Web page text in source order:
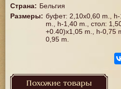
Страна: Бельгия
Размеры: буфет: 2,10x0,60 m.,
m., h-1,40 m., стол:
+0.40)x1,05 m., h-0,75
0,95 m.
Похожие товары